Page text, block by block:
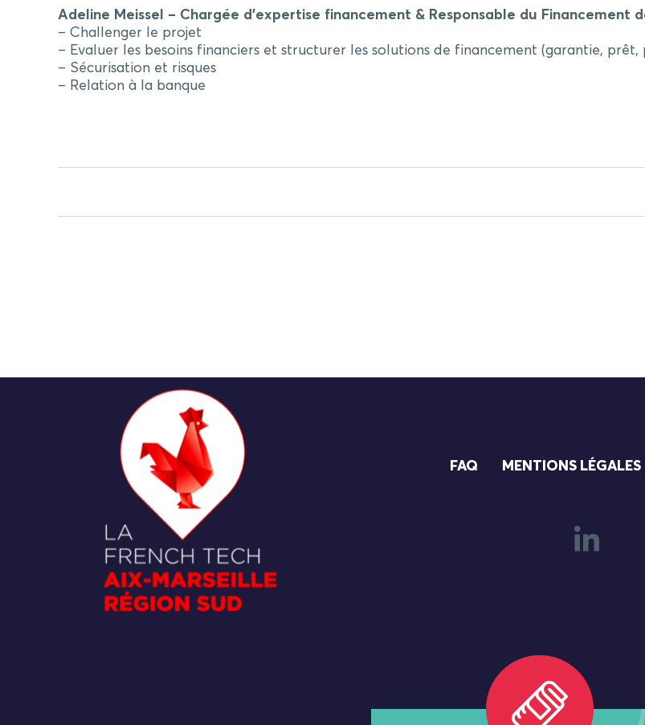
Adeline Meissel
– Chargée d’expertise financement & Responsable du Financement
– Challenger le projet
– Evaluer les besoins financiers et structurer les solutions de financement (garantie,
– Sécurisation et risques
– Relation à la banque
FAQ MENTIONS LÉGALES